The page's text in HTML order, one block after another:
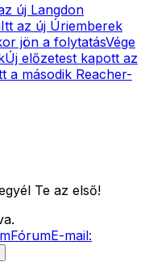
új Langdon
Itt az új Úriemberek
jön a folytatásVége
Új előzetest kapott az
a második Reacher-
Te az első!
FórumE-mail: